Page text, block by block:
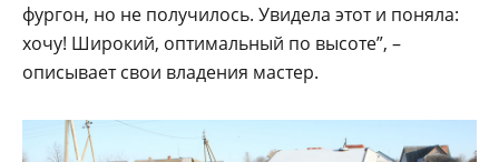
фургон, но не получилось. Увидела этот и поняла:
хочу! Широкий, оптимальный по высоте”, –
описывает свои владения мастер.